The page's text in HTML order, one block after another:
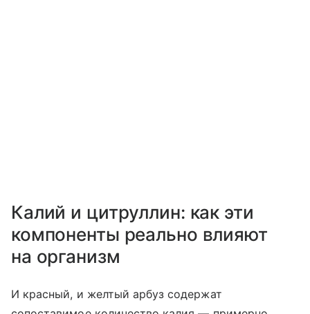
Калий и цитруллин: как эти
компоненты реально влияют
на организм
И красный, и желтый арбуз содержат